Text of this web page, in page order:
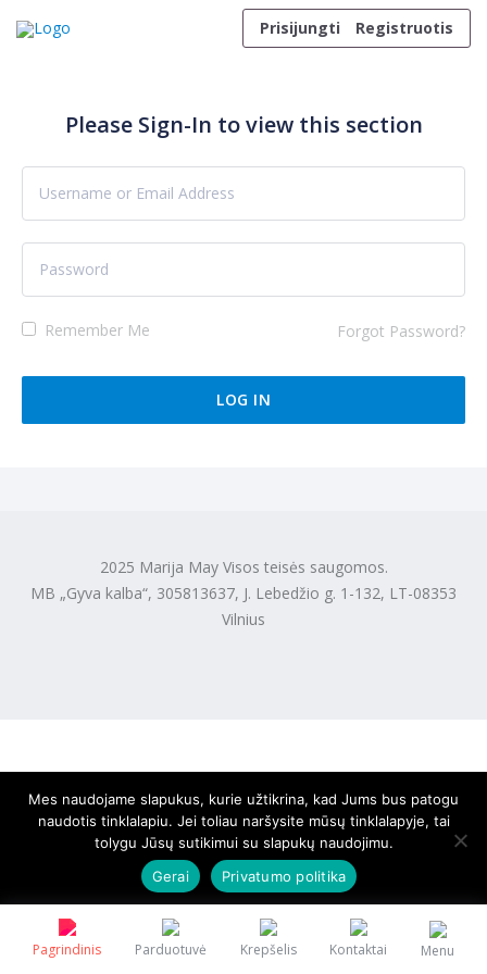
Prisijungti
Registruotis
Pagrindinis Parduotuvė Krepšelis Kontaktai Menu
Please Sign-In to view this section
Remember Me Forgot Password?
2025 Marija May Visos teisės saugomos.
MB „Gyva kalba“, 305813637, J. Lebedžio g. 1-132, LT-08353
Vilnius
Mes naudojame slapukus, kurie užtikrina, kad Jums bus patogu
naudotis tinklalapiu. Jei toliau naršysite mūsų tinklalapyje, tai
tolygu Jūsų sutikimui su slapukų naudojimu.
Gerai
Privatumo politika